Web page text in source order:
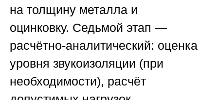
на толщину металла и
оцинковку. Седьмой этап —
расчётно-аналитический: оценка
уровня звукоизоляции (при
необходимости), расчёт